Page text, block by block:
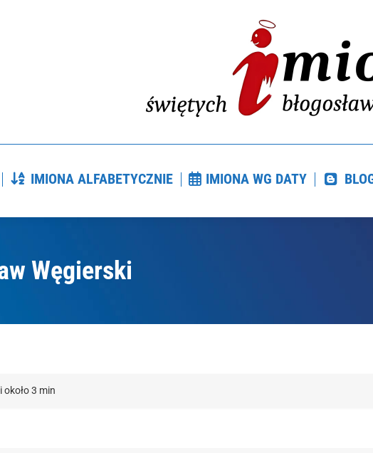
IMIONA ALFABETYCZNIE IMIONA WG DATY
Węgierski
około 3 min
IMIONA WG DATY